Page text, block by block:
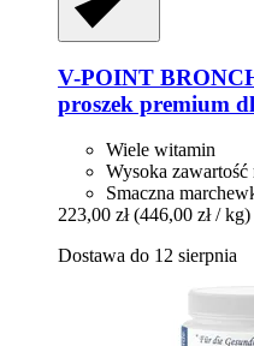
V-POINT
proszek premium
Wiele witamin
Wysoka zawartość
Smaczna
223,00 zł (446,00 zł / kg)
Dostawa do 12 sierpnia